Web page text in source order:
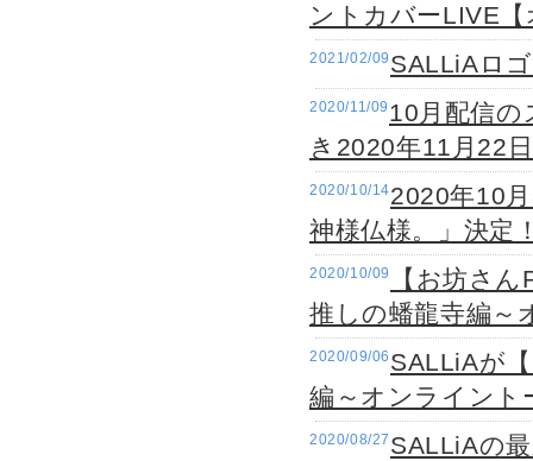
ントカバーLIVE
2021/02/09 SALLiAロ
2020/11/09 10月配信の
き2020年11月22
2020/10/142020年10
神様仏様。」決定
2020/10/09
【お坊さ
推しの蟠龍寺編～
2020/09/06 SALLiAが
編～オンライント
2020/08/27 SALLiAの